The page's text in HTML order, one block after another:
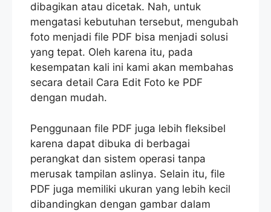
dibagikan atau dicetak. Nah, untuk
mengatasi kebutuhan tersebut, mengubah
foto menjadi file PDF bisa menjadi solusi
yang tepat. Oleh karena itu, pada
kesempatan kali ini kami akan membahas
secara detail Cara Edit Foto ke PDF
dengan mudah.
Penggunaan file PDF juga lebih fleksibel
karena dapat dibuka di berbagai
perangkat dan sistem operasi tanpa
merusak tampilan aslinya. Selain itu, file
PDF juga memiliki ukuran yang lebih kecil
dibandingkan dengan gambar dalam